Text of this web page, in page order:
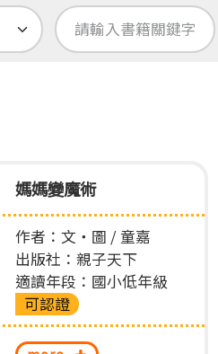
媽媽變魔術
作者：文‧圖 / 童嘉
出版社：親子天下
適讀年段：國小低年級
可認證